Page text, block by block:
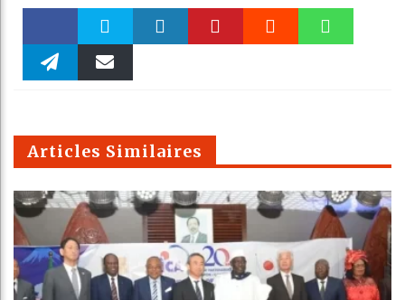
Faceboo Twitter
m
Articles Similaires